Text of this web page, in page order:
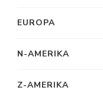
EUROPA
N-AMERIKA
Z-AMERIKA